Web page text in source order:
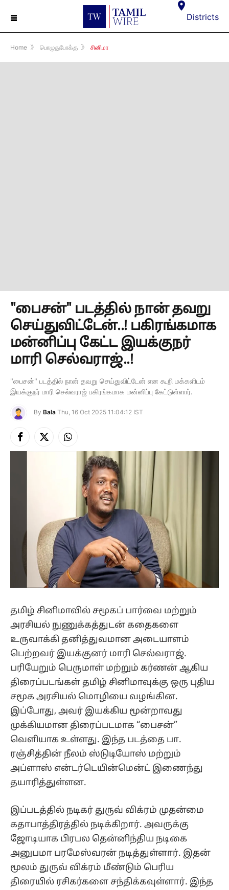
☰ Districts
Home 》 பொழுதுபோக்கு 》 சினிமா
"பைசன்" படத்தில் நான் தவறு
செய்துவிட்டேன்..! பகிரங்கமாக
மன்னிப்பு கேட்ட இயக்குநர்
மாரி செல்வராஜ்..!
"பைசன்" படத்தில் நான் தவறு செய்துவிட்டேன் என கூறி மக்களிடம்
இயக்குநர் மாரி செல்வராஜ் பகிரங்கமாக மன்னிப்பு கேட்டுள்ளார்.
By Bala Thu, 16 Oct 2025 11:04:12 IST
Facebook
X
Instagram
தமிழ் சினிமாவில் சமூகப் பார்வை மற்றும்
அரசியல் நுணுக்கத்துடன் கதைகளை
உருவாக்கி தனித்துவமான அடையாளம்
பெற்றவர் இயக்குனர் மாரி செல்வராஜ்.
பரியேறும் பெருமாள் மற்றும் கர்ணன் ஆகிய
திரைப்படங்கள் தமிழ் சினிமாவுக்கு ஒரு புதிய
சமூக அரசியல் மொழியை வழங்கின.
இப்போது, அவர் இயக்கிய மூன்றாவது
முக்கியமான திரைப்படமாக “பைசன்”
வெளியாக உள்ளது. இந்த படத்தை பா.
ரஞ்சித்தின் நீலம் ஸ்டுடியோஸ் மற்றும்
அப்ளாஸ் என்டர்டெயின்மென்ட் இணைந்து
தயாரித்துள்ளன.
இப்படத்தில் நடிகர் துருவ் விக்ரம் முதன்மை
கதாபாத்திரத்தில் நடிக்கிறார். அவருக்கு
ஜோடியாக பிரபல தென்னிந்திய நடிகை
அனுபமா பரமேஸ்வரன் நடித்துள்ளார். இதன்
மூலம் துருவ் விக்ரம் மீண்டும் பெரிய
திரையில் ரசிகர்களை சந்திக்கவுள்ளார். இந்த